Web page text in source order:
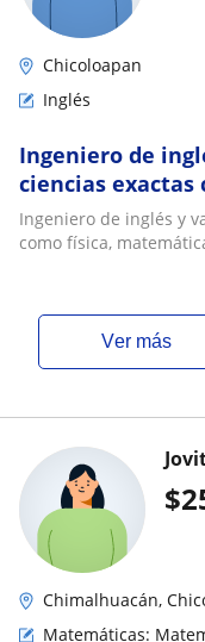
Chicoloapan
Inglés
Ingeniero de
ciencias
calculo, etc
Ingeniero de inglés y
como física,
ver más
$
Chimalhuacán,
Matemáticas: